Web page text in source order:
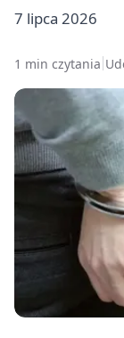
7 lipca 2026
1 min czytania